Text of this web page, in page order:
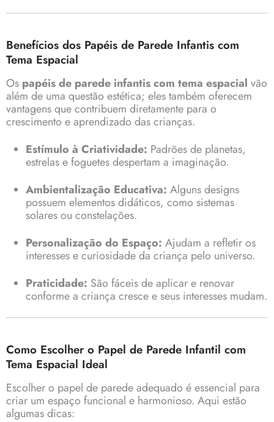
Benefícios dos Papéis de Parede Infantis com
Tema Espacial
Os papéis de parede infantis com tema espacial vão
além de uma questão estética; eles também oferecem
vantagens que contribuem diretamente para o
crescimento e aprendizado das crianças.
Estímulo à Criatividade: Padrões de planetas,
estrelas e foguetes despertam a imaginação.
Ambientalização Educativa: Alguns designs
possuem elementos didáticos, como sistemas
solares ou constelações.
Personalização do Espaço: Ajudam a refletir os
interesses e curiosidade da criança pelo universo.
Praticidade: São fáceis de aplicar e renovar
conforme a criança cresce e seus interesses mudam.
Como Escolher o Papel de Parede Infantil com
Tema Espacial Ideal
Escolher o papel de parede adequado é essencial para
criar um espaço funcional e harmonioso. Aqui estão
algumas dicas: